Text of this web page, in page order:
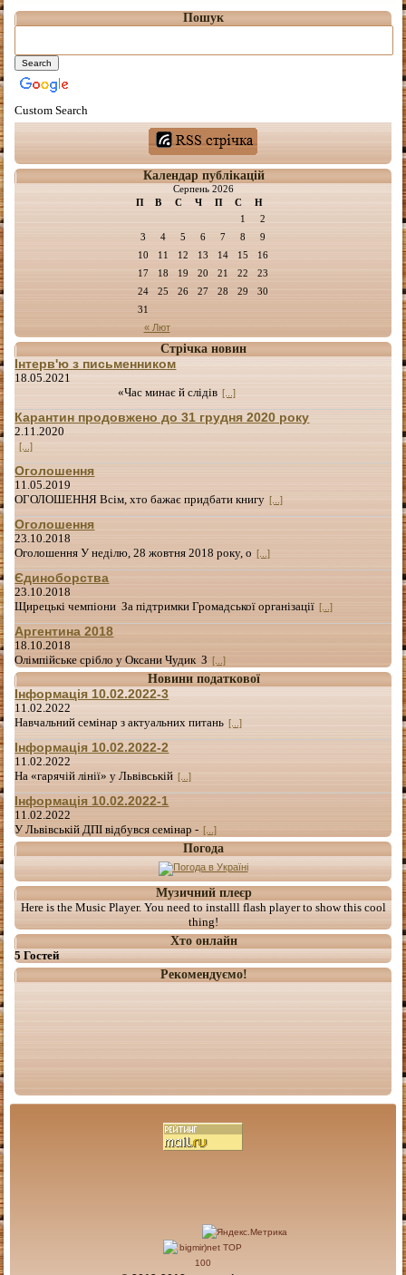
Пошук
Custom Search
Календар публікацій
Серпень 2026
П
В С Ч П С Н
« Лют
1
2
3
4 5 6 7 8
9
10
11 12 13 14 15
16
17
18 19 20 21 22
23
24
25 26 27 28 29
30
31
Стрічка новин
Інтерв'ю з письменником
18.05.2021
«Час минає й слідів [...]
Карантин продовжено до 31 грудня 2020 року
2.11.2020
[...]
Оголошення
11.05.2019
ОГОЛОШЕННЯ Всім, хто бажає придбати книгу [...]
Оголошення
23.10.2018
Оголошення У неділю, 28 жовтня 2018 року, о [...]
Єдиноборства
23.10.2018
Щирецькі чемпіони За підтримки Громадської організації [...]
Аргентина 2018
18.10.2018
Олімпійське срібло у Оксани Чудик З [...]
Новини податкової
Інформація 10.02.2022-3
11.02.2022
Навчальний семінар з актуальних питань [...]
Інформація 10.02.2022-2
11.02.2022
На «гарячій лінії» у Львівській [...]
Інформація 10.02.2022-1
11.02.2022
У Львівській ДПІ відбувся семінар - [...]
Погода
Музичний плеєр
Here is the Music Player. You need to installl flash player to show this cool
thing!
Хто онлайн
5 Гостей
Рекомендуємо!